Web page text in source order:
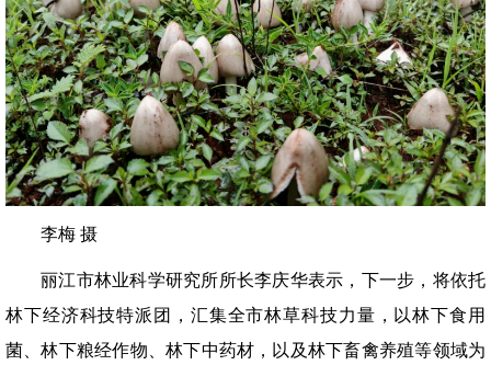
李梅 摄
丽江市林业科学研究所所长李庆华表示，下一步，将依托
林下经济科技特派团，汇集全市林草科技力量，以林下食用
菌、林下粮经作物、林下中药材，以及林下畜禽养殖等领域为